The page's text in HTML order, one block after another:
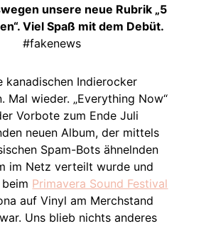
unsere neue Rubrik „5
Viel Spaß mit dem Debüt.
#fakenews
kanadischen Indierocker
Mal wieder. „Everything Now“
Vorbote zum Ende Juli
neuen Album, der mittels
Spam-Bots ähnelnden
im Netz verteilt wurde und
Primavera Sound Festival
auf Vinyl am Merchstand
Uns blieb nichts anderes